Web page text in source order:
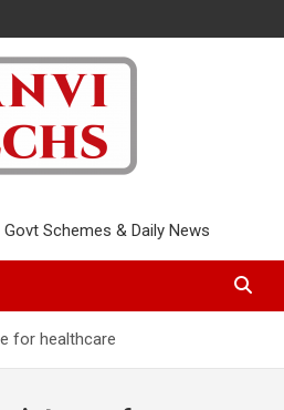
Schemes & Daily News
for healthcare